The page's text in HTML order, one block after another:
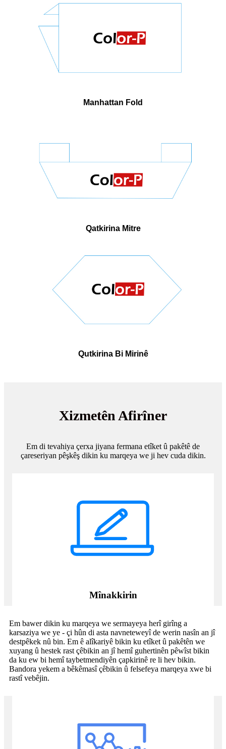
Manhattan Fold
Qatkirina Mitre
Qutkirina Bi Mirinê
Xizmetên Afirîner
Em di tevahiya çerxa jiyana fermana etîket û pakêtê de
çareseriyan pêşkêş dikin ku marqeya we ji hev cuda dikin.
Mînakkirin
Em bawer dikin ku marqeya we sermayeya herî girîng a
karsaziya we ye - çi hûn di asta navneteweyî de werin nasîn an jî
destpêkek nû bin. Em ê alîkariyê bikin ku etîket û pakêtên we
xuyang û hestek rast çêbikin an jî hemî guhertinên pêwîst bikin
da ku ew bi hemî taybetmendiyên çapkirinê re li hev bikin.
Bandora yekem a bêkêmasî çêbikin û felsefeya marqeya xwe bi
rastî vebêjin.